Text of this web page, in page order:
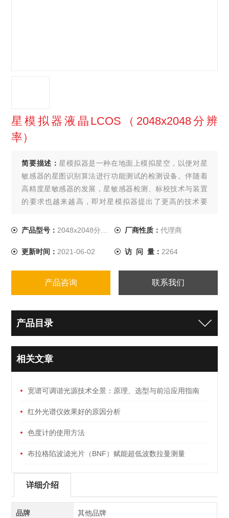
星模拟器液晶LCOS（2048x2048分辨
率）
简要描述：星模拟器是一种在地面上模拟星空，以便对星
敏感器的星图识别算法进行功能测试的检测设备。伴随着
高精度星敏感器的发展，星敏感器检测、标校技术与装置
的要求也越来越高，即对星模拟器提出了更高的技术要
LCOS（2048x2048分辨率）
产品型号： 2048x2048分辨率. 厂商性质： 代理商
更新时间： 2021-06-02 访 问 量： 2264
产品咨询 联系我们
产品目录
相关文章
宽谱可调谐光源技术全景：原理、选型与前沿应用指南
红外光谱仪效果好的原因分析
色度计的使用方法
布拉格陷波滤光片（BNF）赋能超低波数拉曼测量
(<10cm-1)
详细介绍
品牌 其他品牌